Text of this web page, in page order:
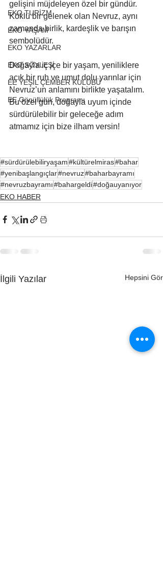
EKO TURİZM
EKO YAŞAM
EKO YAZARLAR
EKO SÖYLEŞİ
EE YEŞİL ÇEMBER KULÜBÜ
EE Gönüllülük Programı
gelişini müjdeleyen özel bir gündür.
Köklü bir gelenek olan Nevruz, aynı
zamanda birlik, kardeşlik ve barışın
sembolüdür.
Doğayla iç içe bir yaşam, yeniliklere
açık bir ruh ve umut dolu yarınlar için
Nevruz’un anlamını birlikte yaşatalım.
Bu özel gün, doğayla uyum içinde
sürdürülebilir bir geleceğe adım
atmamız için bize ilham versin!
#sürdürülebiliryaşam#kültürelmiras#bahar
#yenibaşlangıçlar#nevruz#baharbayramı
#nevruzbayramı#bahargeldi#doğauyanıyor
EKO HABER
İlgili Yazılar Hepsini Gör